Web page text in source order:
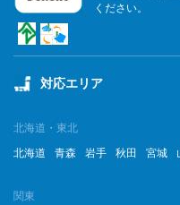
ください。
対応エリア
北海道・東北
北海道
青森 岩手 秋田 宮城
関東